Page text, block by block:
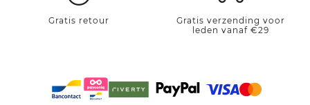
Gratis retour
Gratis verzending voor
leden vanaf €29